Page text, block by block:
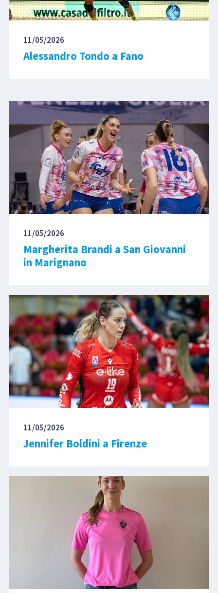
11/05/2026
Alessandro Tondo a Fano
11/05/2026
Margherita Brandi a San Giovanni
in Marignano
11/05/2026
Jennifer Boldini a Firenze